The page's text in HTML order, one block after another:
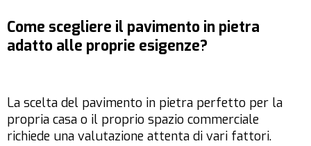
Come scegliere il pavimento in pietra
adatto alle proprie esigenze?
La scelta del pavimento in pietra perfetto per la
propria casa o il proprio spazio commerciale
richiede una valutazione attenta di vari fattori.